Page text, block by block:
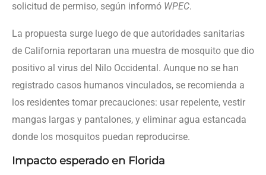
solicitud de permiso, según informó WPEC.
La propuesta surge luego de que autoridades sanitarias
de California reportaran una muestra de mosquito que dio
positivo al virus del Nilo Occidental. Aunque no se han
registrado casos humanos vinculados, se recomienda a
los residentes tomar precauciones: usar repelente, vestir
mangas largas y pantalones, y eliminar agua estancada
donde los mosquitos puedan reproducirse.
Impacto esperado en Florida